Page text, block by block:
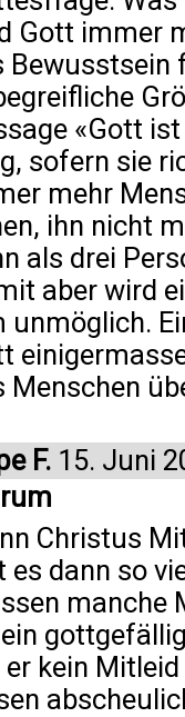
Gott immer
Bewusstsein
«Gott
sofern sie
mehr
ihn nicht
als drei
aber wird
unmöglich.
Menschen
F. 15. Juni
Christus
es dann so
manche
er kein